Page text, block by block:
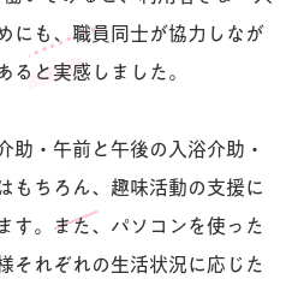
にも、職員同士が協力しなが
ると実感しました。
助・午前と午後の入浴介助・
もちろん、趣味活動の支援に
す。また、パソコンを使った
それぞれの生活状況に応じた